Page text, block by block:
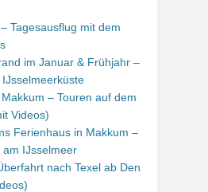
Tagesausflug mit dem
im Januar & Frühjahr –
– Touren auf dem
Videos)
Ferienhaus in Makkum –
IJsselmeer
nach Texel ab Den